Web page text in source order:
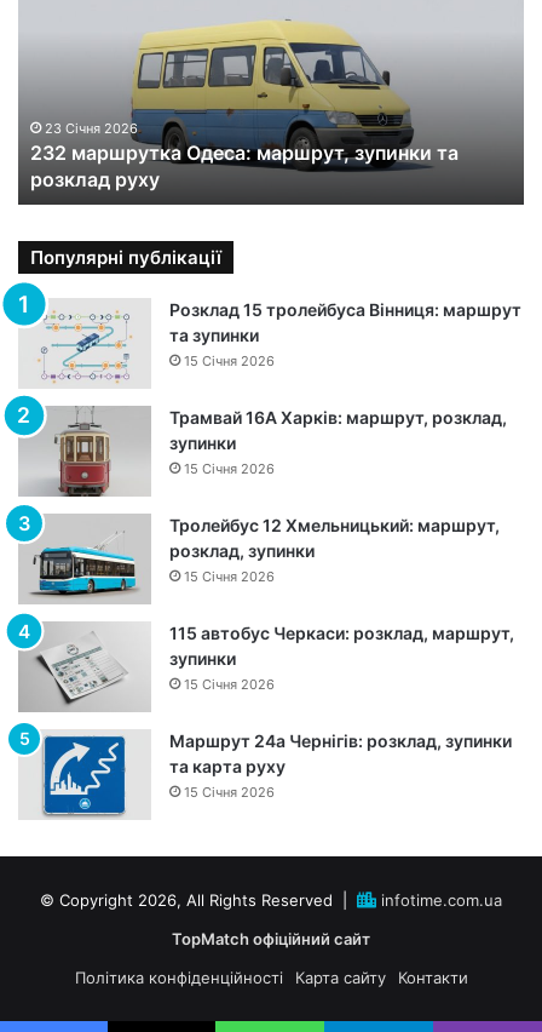
к
д
е
с
м
а
р
у
з
у
н
к
а
р
23 Січня 2026
232 маршрутка Одеса: маршрут, зупинки та
розклад руху
Популярні публікації
Розклад 15 тролейбуса Вінниця: маршрут
та зупинки
15 Січня 2026
Трамвай 16А Харків: маршрут, розклад,
зупинки
15 Січня 2026
Тролейбус 12 Хмельницький: маршрут,
розклад, зупинки
15 Січня 2026
115 автобус Черкаси: розклад, маршрут,
зупинки
15 Січня 2026
Маршрут 24а Чернігів: розклад, зупинки
та карта руху
15 Січня 2026
© Copyright 2026, All Rights Reserved |
infotime.com.ua
TopMatch офіційний сайт
Політика конфіденційності
Карта сайту Контакти